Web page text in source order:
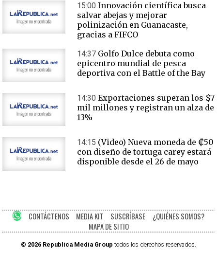
15:00 Innovación científica busca
salvar abejas y mejorar
polinización en Guanacaste,
gracias a FIFCO
14:37 Golfo Dulce debuta como
epicentro mundial de pesca
deportiva con el Battle of the Bay
14:30 Exportaciones superan los $7
mil millones y registran un alza de
13%
14:15 (Video) Nueva moneda de ₡50
con diseño de tortuga carey estará
disponible desde el 26 de mayo
CONTÁCTENOS MEDIA KIT SUSCRÍBASE
¿QUIÉNES SOMOS?
MAPA DE SITIO
© 2026 Republica Media Group todos los derechos reservados.